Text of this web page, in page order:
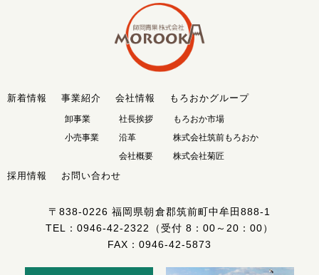
新着情報 事業紹介
卸事業
小売事業
会社情報
社長挨拶
沿革
会社概要
もろおかグループ
もろおか市場
株式会社筑前もろおか
株式会社菊匠
採用情報 お問い合わせ
〒838-0226福岡県朝倉郡筑前町中牟田888-1
TEL： 0946-42-2322
（受付 8：00～20：00）
FAX：0946-42-5873